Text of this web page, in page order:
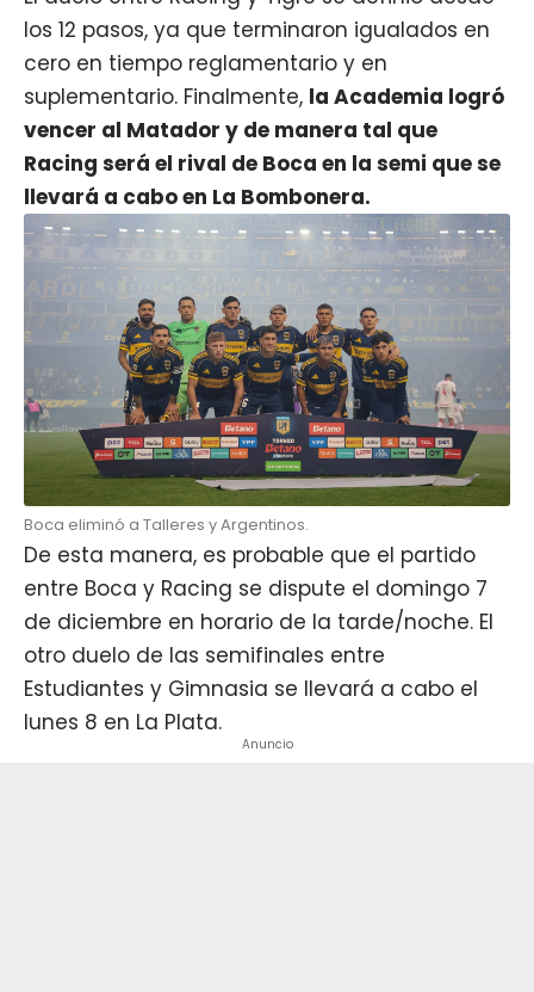
los 12 pasos, ya que terminaron igualados en
cero en tiempo reglamentario y en
suplementario. Finalmente, la Academia logró
vencer al Matador y de manera tal que
Racing será el rival de Boca en la semi que se
llevará a cabo en La Bombonera.
Boca eliminó a Talleres y Argentinos.
De esta manera, es probable que el partido
entre Boca y Racing se dispute el domingo 7
de diciembre en horario de la tarde/noche. El
otro duelo de las semifinales entre
Estudiantes y Gimnasia se llevará a cabo el
lunes 8 en La Plata.
Anuncio